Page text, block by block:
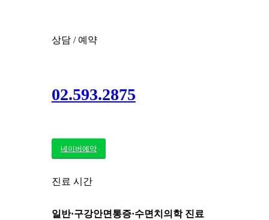
상담 / 예약
02.593.2875
네이버예약
진료 시간
일반·구강안면통증·수면치의학 진료